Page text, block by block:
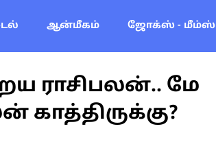
ஆன்மீகம் ஜோக்ஸ் - மீம்ஸ்
ராசிபலன்.. மே
காத்திருக்கு?